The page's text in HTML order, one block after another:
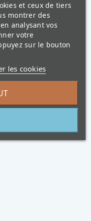
et ceux de tiers
montrer des
analysant vos
votre
sur le bouton
les cookies